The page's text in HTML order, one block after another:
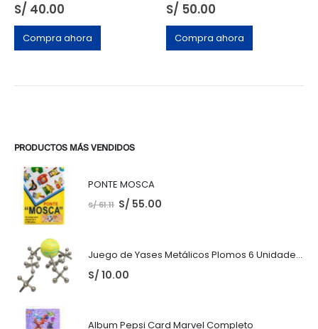
S/ 40.00
Compra ahora
S/ 50.00
Compra ahora
PRODUCTOS MÁS VENDIDOS
PONTE MOSCA
S/61.11 S/ 55.00
Juego de Yases Metálicos Plomos 6 Unidades + Pelota de Goma (En Bolsita Lista para Regalar)
S/ 10.00
Album Pepsi Card Marvel Completo